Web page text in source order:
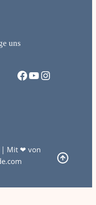
uns
Facebook
YouTube
Instagram
| Mit ❤ von